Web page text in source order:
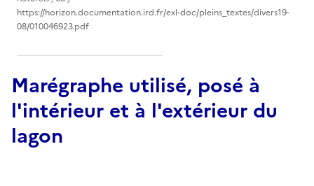
https://horizon.documentation.ird.fr/exl-doc/pleins_textes/divers19-
08/010046923.pdf
Marégraphe utilisé, posé à
l'intérieur et à l'extérieur du
lagon